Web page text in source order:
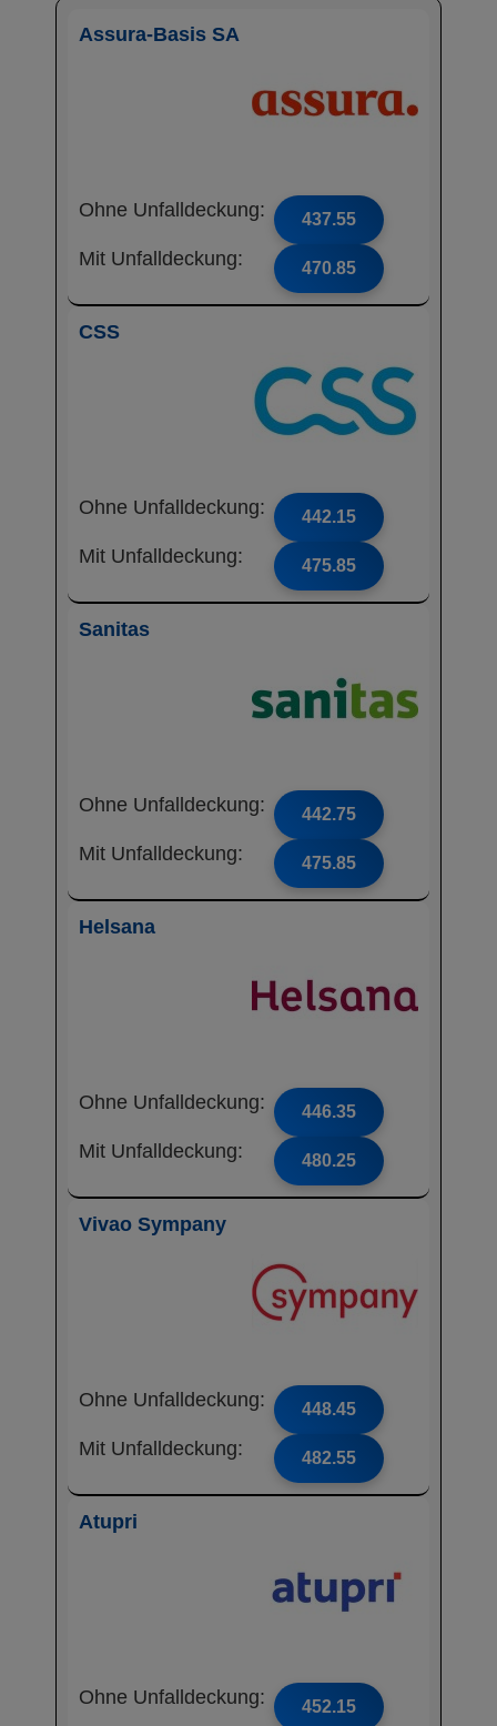
Assura-Basis SA
Ohne Unfalldeckung: 437.55
Mit Unfalldeckung: 470.85
CSS
Ohne Unfalldeckung: 442.15
Mit Unfalldeckung: 475.85
Sanitas
Ohne Unfalldeckung: 442.75
Mit Unfalldeckung: 475.85
Helsana
Ohne Unfalldeckung: 446.35
Mit Unfalldeckung: 480.25
Vivao Sympany
Ohne Unfalldeckung: 448.45
Mit Unfalldeckung: 482.55
Atupri
Ohne Unfalldeckung: 452.15